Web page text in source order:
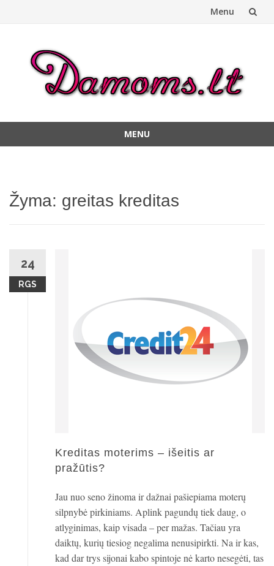
Menu
MENU
Žyma: greitas kreditas
24
RGS
Kreditas moterims – išeitis ar
pražūtis?
Jau nuo seno žinoma ir dažnai pašiepiama moterų
silpnybė pirkiniams. Aplink pagundų tiek daug, o
atlyginimas, kaip visada – per mažas. Tačiau yra
daiktų, kurių tiesiog negalima nenusipirkti. Na ir kas,
kad dar trys sijonai kabo spintoje nė karto nesegėti, tas